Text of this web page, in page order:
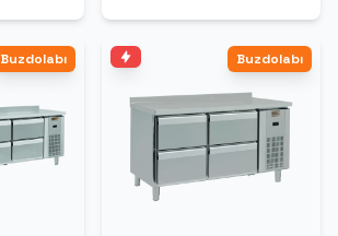
Buzdolabı Buzdolabı